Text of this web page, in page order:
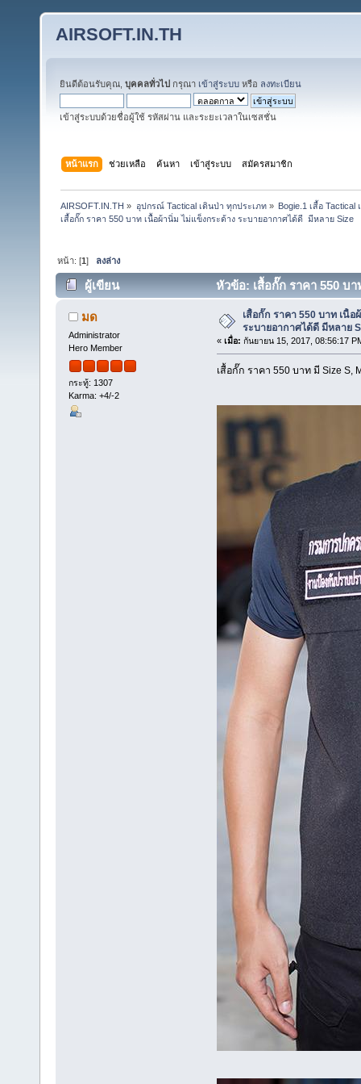
AIRSOFT.IN.TH
ยินดีต้อนรับคุณ, บุคคลทั่วไป กรุณา เข้าสู่ระบบ หรือ ลงทะเบียน
เข้าสู่ระบบด้วยชื่อผู้ใช้ รหัสผ่าน และระยะเวลาในเซสชั่น
หน้าแรก ช่วยเหลือ ค้นหา เข้าสู่ระบบ สมัครสมาชิก
AIRSOFT.IN.TH » อุปกรณ์ Tactical เดินป่า ทุกประเภท» Bogie.1 เสื้อ
เสื้อกั๊ก ราคา 550 บาท เนื้อผ้านิ่ม ไม่แข็งกระด้าง ระบายอากาศได้ดี  มีหลาย Size
หน้า: [1] ลงล่าง
ผู้เขียน
หัวข้อ: เสื้อกั๊ก ราคา 550 บ
40187 ครั้ง)
มด
Administrator
Hero Member
กระทู้: 1307
Karma: +4/-2
เสื้อกั๊ก ราคา 550 บาท เนื้
ระบายอากาศได้ดี มีหลาย
« เมื่อ: กันยายน 15, 2017, 08:56:17
เสื้อกั๊ก ราคา 550 บาท มี Size S,